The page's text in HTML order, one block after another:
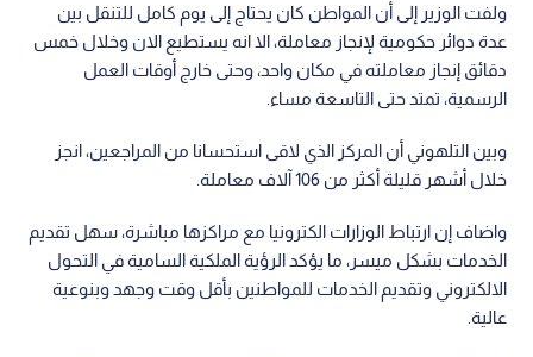
ولفت الوزير إلى أن المواطن كان يحتاج إلى يوم كامل للتنقل بين
عدة دوائر حكومية لإنجاز معاملة، الا انه يستطيع الان وخلال خمس
دقائق إنجاز معاملته في مكان واحد، وحتى خارج أوقات العمل
الرسمية، تمتد حتى التاسعة مساء.
وبين التلهوني أن المركز الذي لاقى استحسانا من المراجعين، انجز
خلال أشهر قليلة أكثر من 106 آلاف معاملة.
واضاف إن ارتباط الوزارات الكترونيا مع مراكزها مباشرة، سهل تقديم
الخدمات بشكل ميسر، ما يؤكد الرؤية الملكية السامية في التحول
الالكتروني وتقديم الخدمات للمواطنين بأقل وقت وجهد وبنوعية
عالية.